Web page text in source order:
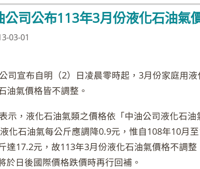
公司公布113年3月份液化石油氣
03-01
宣布自明（2）日凌晨零時起，3月份家庭用液
油氣價格皆不調整。
，液化石油氣類之價格依「中油公司液化石油
化石油氣每公斤應調降0.9元，惟自108年10月
達17.2元，故113年3月份液化石油氣價格不調
於日後國際價格跌價時再行回補。